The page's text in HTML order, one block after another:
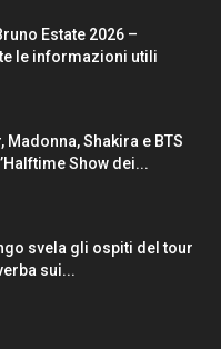
Estate 2026 –
le informazioni utili
Madonna, Shakira e BTS
Show dei...
svela gli ospiti del tour
sui...